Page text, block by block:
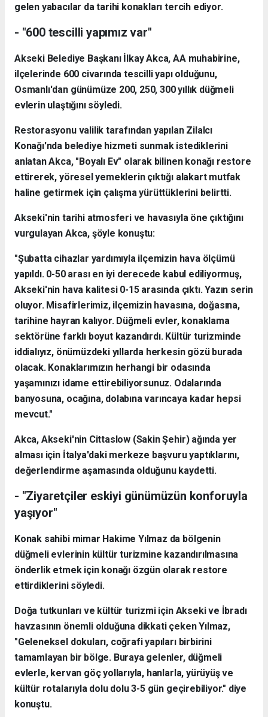
gelen yabacılar da tarihi konakları tercih ediyor.
- "600 tescilli yapımız var"
Akseki Belediye Başkanı İlkay Akca, AA muhabirine,
ilçelerinde 600 civarında tescilli yapı olduğunu,
Osmanlı'dan günümüze 200, 250, 300 yıllık düğmeli
evlerin ulaştığını söyledi.
Restorasyonu valilik tarafından yapılan Zilalcı
Konağı'nda belediye hizmeti sunmak istediklerini
anlatan Akca, "Boyalı Ev" olarak bilinen konağı restore
ettirerek, yöresel yemeklerin çıktığı alakart mutfak
haline getirmek için çalışma yürüttüklerini belirtti.
Akseki'nin tarihi atmosferi ve havasıyla öne çıktığını
vurgulayan Akca, şöyle konuştu:
"Şubatta cihazlar yardımıyla ilçemizin hava ölçümü
yapıldı. 0-50 arası en iyi derecede kabul ediliyormuş,
Akseki'nin hava kalitesi 0-15 arasında çıktı. Yazın serin
oluyor. Misafirlerimiz, ilçemizin havasına, doğasına,
tarihine hayran kalıyor. Düğmeli evler, konaklama
sektörüne farklı boyut kazandırdı. Kültür turizminde
iddialıyız, önümüzdeki yıllarda herkesin gözü burada
olacak. Konaklarımızın herhangi bir odasında
yaşamınızı idame ettirebiliyorsunuz. Odalarında
banyosuna, ocağına, dolabına varıncaya kadar hepsi
mevcut."
Akca, Akseki'nin Cittaslow (Sakin Şehir) ağında yer
alması için İtalya'daki merkeze başvuru yaptıklarını,
değerlendirme aşamasında olduğunu kaydetti.
- "Ziyaretçiler eskiyi günümüzün konforuyla
yaşıyor"
Konak sahibi mimar Hakime Yılmaz da bölgenin
düğmeli evlerinin kültür turizmine kazandırılmasına
önderlik etmek için konağı özgün olarak restore
ettirdiklerini söyledi.
Doğa tutkunları ve kültür turizmi için Akseki ve İbradı
havzasının önemli olduğuna dikkati çeken Yılmaz,
"Geleneksel dokuları, coğrafi yapıları birbirini
tamamlayan bir bölge. Buraya gelenler, düğmeli
evlerle, kervan göç yollarıyla, hanlarla, yürüyüş ve
kültür rotalarıyla dolu dolu 3-5 gün geçirebiliyor." diye
konuştu.